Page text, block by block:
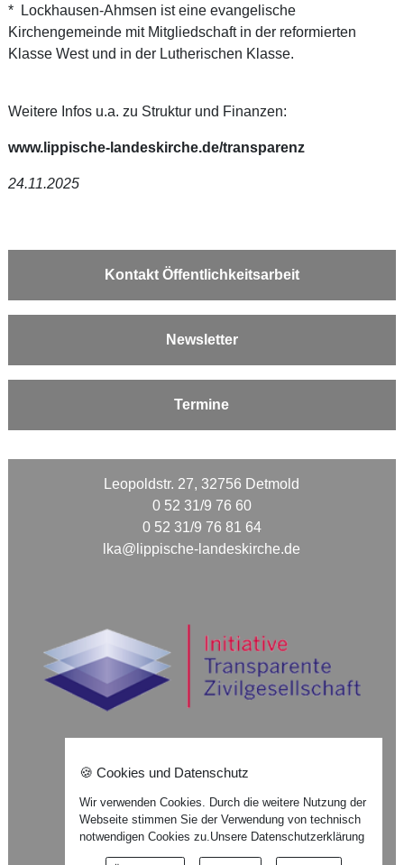
* Lockhausen-Ahmsen ist eine evangelische
Kirchengemeinde mit Mitgliedschaft in der reformierten
Klasse West und in der Lutherischen Klasse.
Weitere Infos u.a. zu Struktur und Finanzen:
www.lippische-landeskirche.de/transparenz
24.11.2025
Kontakt Öffentlichkeitsarbeit
Newsletter
Termine
Leopoldstr. 27, 32756 Detmold
0 52 31/9 76 60
0 52 31/9 76 81 64
lka@lippische-landeskirche.de
Impressum
Datenschutzerklärung
🍪 Cookies und Datenschutz
Wir verwenden Cookies. Durch die weitere Nutzung der
Webseite stimmen Sie der Verwendung von technisch
notwendigen Cookies zu.Unsere Datenschutzerklärung